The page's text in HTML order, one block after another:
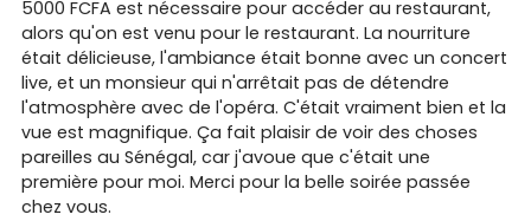
5000 FCFA est nécessaire pour accéder au restaurant,
alors qu'on est venu pour le restaurant. La nourriture
était délicieuse, l'ambiance était bonne avec un concert
live, et un monsieur qui n'arrêtait pas de détendre
l'atmosphère avec de l'opéra. C'était vraiment bien et la
vue est magnifique. Ça fait plaisir de voir des choses
pareilles au Sénégal, car j'avoue que c'était une
première pour moi. Merci pour la belle soirée passée
chez vous.